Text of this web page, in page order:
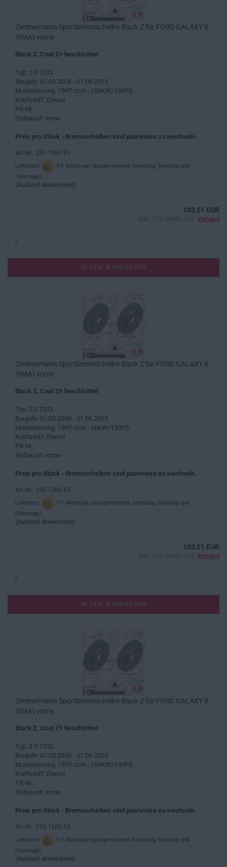
Zimmermann Sportbremsscheibe Black Z für FORD GALAXY II
(WA6) vorne
Black Z, Coat Z+ beschichtet
Typ: 2.0 TDCi
Baujahr: 01.05.2006 - 01.06.2015
Motorisierung: 1997 ccm ; 100KW/136PS
Kraftstoff: Diesel
PR-Nr.:
Einbauort: vorne
Preis pro Stück - Bremsscheiben sind paarweise zu wechseln.
Art.Nr.: 250.1360.53
Lieferzeit:
5-7 Werktage (ausgenommen Samstag, Sonntag und
Feiertage) .
(Ausland abweichend)
103,51 EUR
Versand
IN DEN WARENKORB
Zimmermann Sportbremsscheibe Black Z für FORD GALAXY II
(WA6) vorne
Black Z, Coat Z+ beschichtet
Typ: 2.0 TDCi
Baujahr: 01.05.2006 - 01.06.2015
Motorisierung: 1997 ccm ; 96KW/130PS
Kraftstoff: Diesel
PR-Nr.:
Einbauort: vorne
Preis pro Stück - Bremsscheiben sind paarweise zu wechseln.
Art.Nr.: 250.1360.53
Lieferzeit:
5-7 Werktage (ausgenommen Samstag, Sonntag und
Feiertage) .
(Ausland abweichend)
103,51 EUR
Versand
IN DEN WARENKORB
Zimmermann Sportbremsscheibe Black Z für FORD GALAXY II
(WA6) vorne
Black Z, Coat Z+ beschichtet
Typ: 2.0 TDCi
Baujahr: 01.05.2006 - 01.06.2015
Motorisierung: 1997 ccm ; 103KW/140PS
Kraftstoff: Diesel
PR-Nr.:
Einbauort: vorne
Preis pro Stück - Bremsscheiben sind paarweise zu wechseln.
Art.Nr.: 250.1360.53
Lieferzeit:
5-7 Werktage (ausgenommen Samstag, Sonntag und
Feiertage) .
(Ausland abweichend)